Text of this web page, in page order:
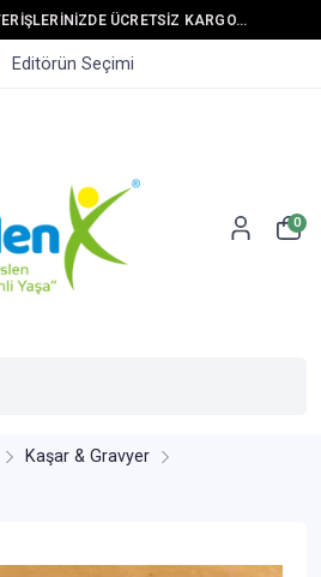
ÜCRETSİZ KARGO...
Editörün Seçimi
0
Kaşar & Gravyer